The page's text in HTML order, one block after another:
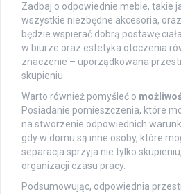
Zadbaj o odpowiednie meble, takie
wszystkie niezbędne akcesoria,
będzie wspierać dobrą postawę
w biurze oraz estetyka otoczenia
znaczenie – uporządkowana
skupieniu.
Warto również pomyśleć o
Posiadanie pomieszczenia, które
na stworzenie odpowiednich
gdy w domu są inne osoby, które
separacja sprzyja nie tylko
organizacji czasu pracy.
Podsumowując, odpowiednia